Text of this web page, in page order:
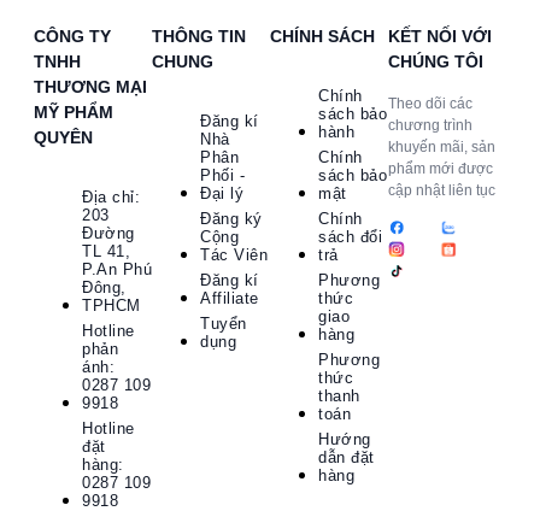
CÔNG TY
TNHH
THƯƠNG MẠI
MỸ PHẨM
QUYÊN
Địa chỉ:
203
Đường
TL 41,
P.An Phú
Đông,
TPHCM
Hotline
phản
ánh:
0287 109
9918
Hotline
đặt
hàng:
0287 109
9918​
THÔNG TIN
CHUNG
Đăng kí
Nhà
Phân
Phối -
Đại lý
Đăng ký
Cộng
Tác Viên
Đăng kí
Affiliate
Tuyển
dụng
CHÍNH SÁCH
Chính
sách bảo
hành
Chính
sách bảo
mật
Chính
sách đổi
trả
Phương
thức
giao
hàng
Phương
thức
thanh
toán
Hướng
dẫn đặt
hàng
KẾT NỐI VỚI
CHÚNG TÔI
Theo dõi các
chương trình
khuyến mãi, sản
phẩm mới được
cập nhật liên tục